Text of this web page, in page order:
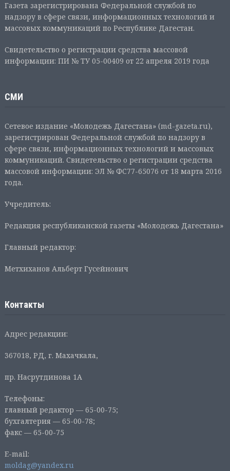
Газета зарегистрирована Федеральной службой по
надзору в сфере связи, информационных технологий и
массовых коммуникаций по Республике Дагестан.
Свидетельство о регистрации средства массовой
информации: ПИ № ТУ 05-00409 от 22 апреля 2019 года
СМИ
Сетевое издание «Молодежь Дагестана» (md-gazeta.ru),
зарегистрирован Федеральной службой по надзору в
сфере связи, информационных технологий и массовых
коммуникаций. Свидетельство о регистрации средства
массовой информации: ЭЛ № ФС77-65076 от 18 марта 2016
года.
Учредитель:
Редакция республиканской газеты «Молодежь Дагестана»
Главный редактор:
Метхиханов Альберт Гусейнович
Контакты
Адрес редакции:
367018, РД, г. Махачкала,
пр. Насрутдинова 1А
Телефоны:
главный редактор — 65-00-75;
бухгалтерия — 65-00-78;
факс — 65-00-75
E-mail:
moldag@yandex.ru